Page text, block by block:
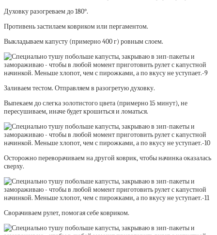
Духовку разогреваем до 180°.
Противень застилаем ковриком или пергаментом.
Выкладываем капусту (примерно 400 г) ровным слоем.
Заливаем тестом. Отправляем в разогретую духовку.
Выпекаем до слегка золотистого цвета (примерно 15 минут), не
пересушиваем, иначе будет крошиться и ломаться.
Осторожно переворачиваем на другой коврик, чтобы начинка оказалась
сверху.
Сворачиваем рулет, помогая себе ковриком.